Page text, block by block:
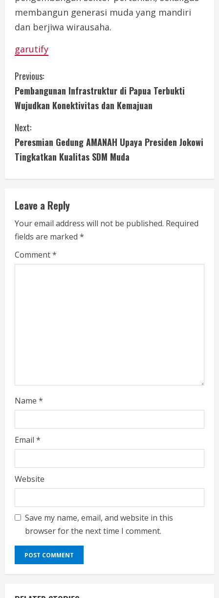
membangun generasi muda yang mandiri
dan berjiwa wirausaha.
garutify
C
o
n
t
i
n
u
e
R
e
Previous:
Pembangunan Infrastruktur di Papua Terbukti
Wujudkan Konektivitas dan Kemajuan
Next:
Peresmian Gedung AMANAH Upaya Presiden Jokowi
Tingkatkan Kualitas SDM Muda
Leave a Reply
Your email address will not be published. Required
fields are marked *
Comment*
Name *
Email *
Website
Save my name, email, and website in this
browser for the next time I comment.